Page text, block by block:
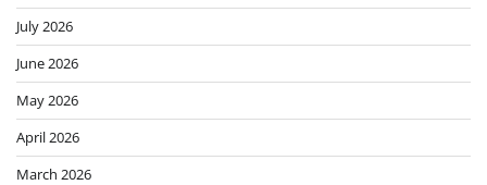
July 2026
June 2026
May 2026
April 2026
March 2026